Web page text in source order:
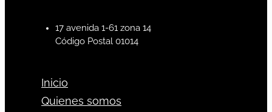
17 avenida 1-61 zona 14
Código Postal 01014
Inicio
Quienes somos